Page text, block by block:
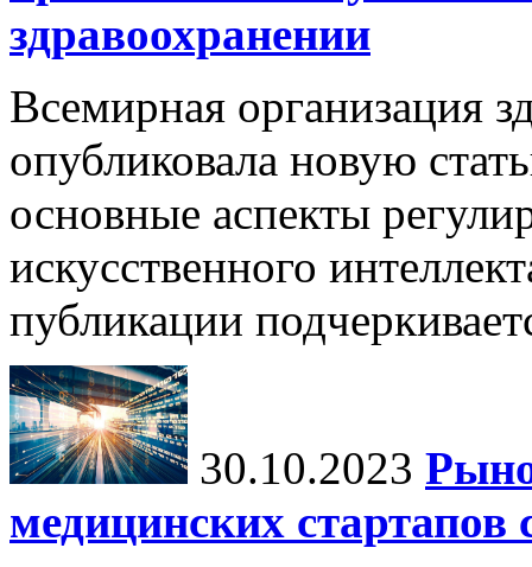
здравоохранении
Всемирная организация
опубликовала новую
основные аспекты
искусственного
публикации
30.10.2023
медицинских стартапов